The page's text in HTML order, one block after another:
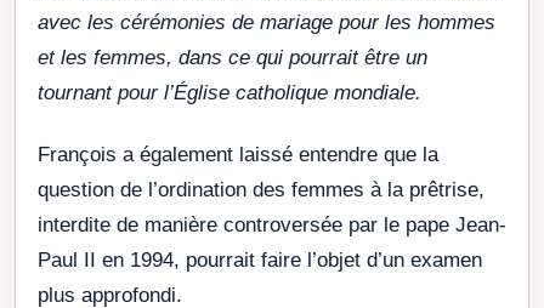
avec les cérémonies de mariage pour les hommes
et les femmes, dans ce qui pourrait être un
tournant pour l’Église catholique mondiale.
François a également laissé entendre que la
question de l’ordination des femmes à la prêtrise,
interdite de manière controversée par le pape Jean-
Paul II en 1994, pourrait faire l’objet d’un examen
plus approfondi.